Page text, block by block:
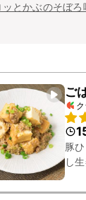
ッとかぶのそぼろ
ご
豚
し